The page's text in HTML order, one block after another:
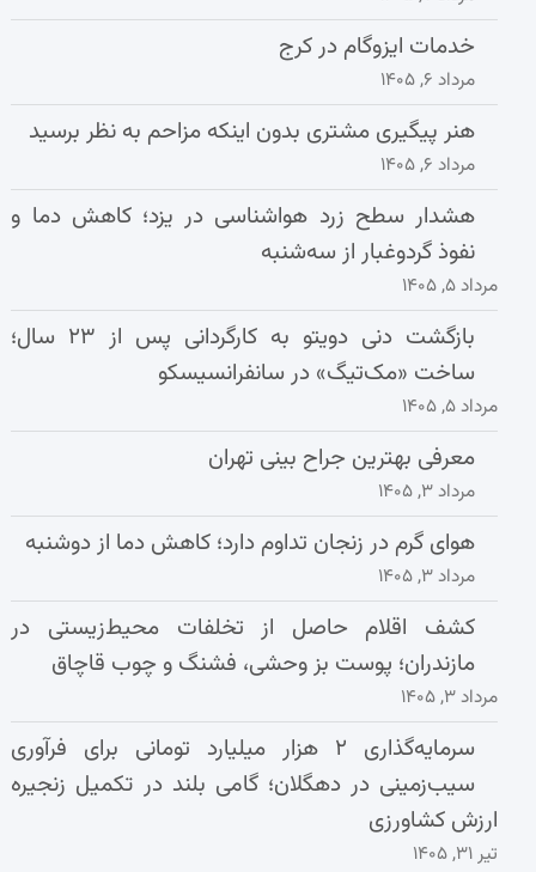
خدمات ایزوگام در کرج
مرداد ۶, ۱۴۰۵
هنر پیگیری مشتری بدون اینکه مزاحم به نظر برسید
مرداد ۶, ۱۴۰۵
هشدار سطح زرد هواشناسی در یزد؛ کاهش دما و
نفوذ گردوغبار از سه‌شنبه
مرداد ۵, ۱۴۰۵
بازگشت دنی دویتو به کارگردانی پس از ۲۳ سال؛
ساخت «مک‌تیگ» در سانفرانسیسکو
مرداد ۵, ۱۴۰۵
معرفی بهترین جراح بینی تهران
مرداد ۳, ۱۴۰۵
هوای گرم در زنجان تداوم دارد؛ کاهش دما از دوشنبه
مرداد ۳, ۱۴۰۵
کشف اقلام حاصل از تخلفات محیط‌زیستی در
مازندران؛ پوست بز وحشی، فشنگ و چوب قاچاق
مرداد ۳, ۱۴۰۵
سرمایه‌گذاری ۲ هزار میلیارد تومانی برای فرآوری
سیب‌زمینی در دهگلان؛ گامی بلند در تکمیل زنجیره
ارزش کشاورزی
تیر ۳۱, ۱۴۰۵